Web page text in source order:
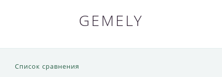
GEMELY
Список сравнения